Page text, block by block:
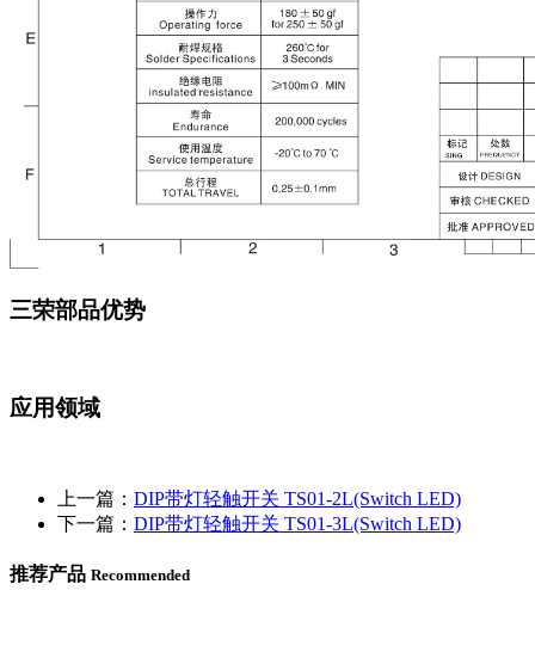
三荣部品优势
应用领域
上一篇： DIP带灯轻触开关 TS01-2L(Switch LED)
下一篇： DIP带灯轻触开关 TS01-3L(Switch LED)
推荐产品 Recommended